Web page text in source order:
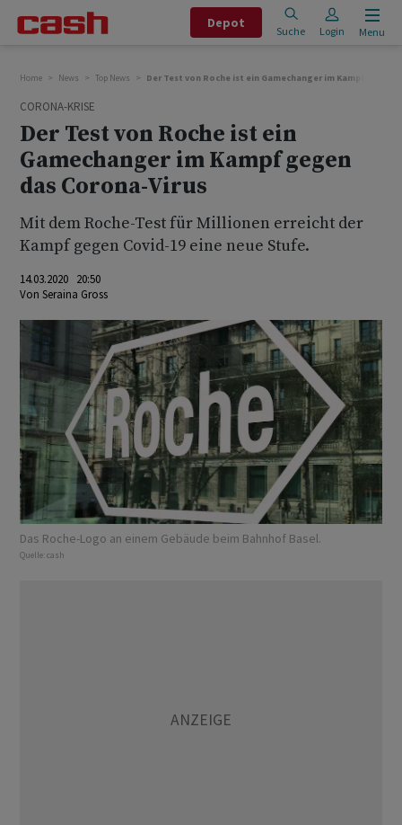
Depot
Suche Login Menu
Home News Top News Der Test von Roche ist ein Gamechanger im Kampf gegen
CORONA-KRISE
Der Test von Roche ist ein
Gamechanger im Kampf gegen
das Corona-Virus
Mit dem Roche-Test für Millionen erreicht der
Kampf gegen Covid-19 eine neue Stufe.
14.03.2020 20:50
Von Seraina Gross
Das Roche-Logo an einem Gebäude beim Bahnhof Basel.
Quelle: cash